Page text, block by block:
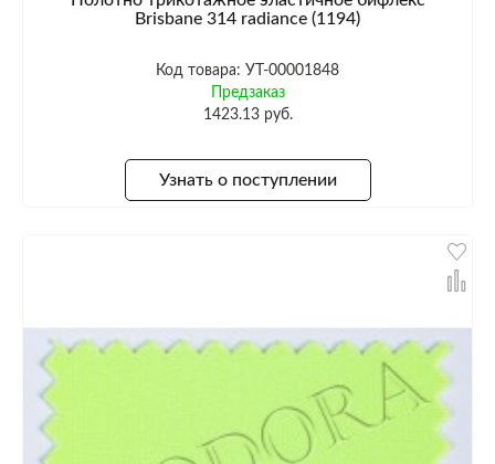
Brisbane 314 radiance (1194)
Код товара: УТ-00001848
Предзаказ
1423.13 руб.
Узнать о поступлении